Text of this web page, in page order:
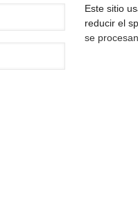
Este sitio
reducir el
se